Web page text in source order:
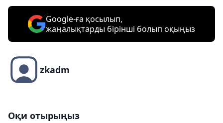
Google-ға қосылып,
жаңалықтарды бірінші болып оқыңыз
zkadm
Оқи отырыңыз